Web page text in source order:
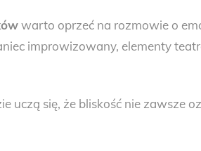
warto oprzeć na rozmowie o
improwizowany, elementy
uczą się, że bliskość nie zawsze